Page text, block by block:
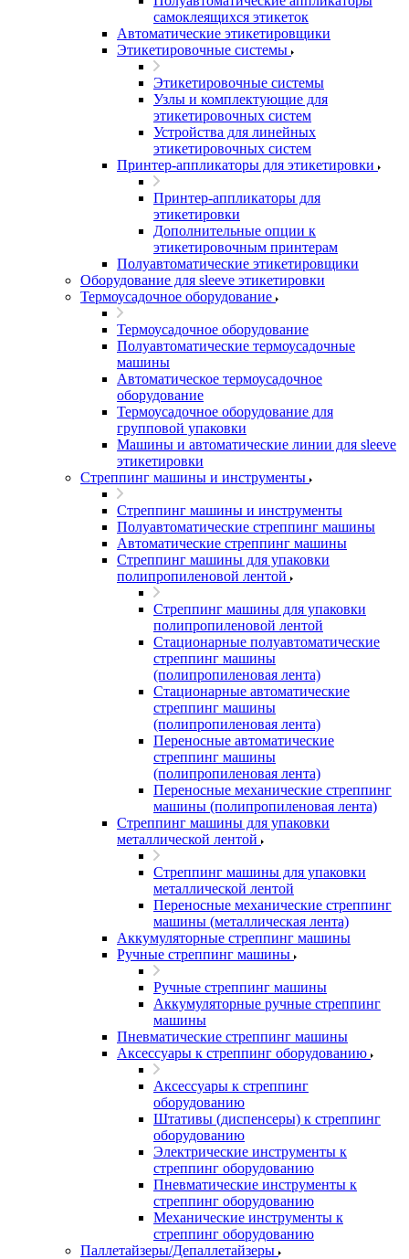
самоклеящихся этикеток
Автоматические этикетировщики
Этикетировочные системы
Этикетировочные системы
Узлы и комплектующие для
этикетировочных систем
Устройства для линейных
этикетировочных систем
Принтер-аппликаторы для этикетировки
Принтер-аппликаторы для
этикетировки
Дополнительные опции к
этикетировочным принтерам
Полуавтоматические этикетировщики
Оборудование для sleeve этикетировки
Термоусадочное оборудование
Термоусадочное оборудование
Полуавтоматические термоусадочные
машины
Автоматическое термоусадочное
оборудование
Термоусадочное оборудование для
групповой упаковки
Машины и автоматические линии для sleeve
этикетировки
Стреппинг машины и инструменты
Стреппинг машины и инструменты
Полуавтоматические стреппинг машины
Автоматические стреппинг машины
Стреппинг машины для упаковки
полипропиленовой лентой
Стреппинг машины для упаковки
полипропиленовой лентой
Стационарные полуавтоматические
стреппинг машины
(полипропиленовая лента)
Стационарные автоматические
стреппинг машины
(полипропиленовая лента)
Переносные автоматические
стреппинг машины
(полипропиленовая лента)
Переносные механические стреппинг
машины (полипропиленовая лента)
Стреппинг машины для упаковки
металлической лентой
Стреппинг машины для упаковки
металлической лентой
Переносные механические стреппинг
машины (металлическая лента)
Аккумуляторные стреппинг машины
Ручные стреппинг машины
Ручные стреппинг машины
Аккумуляторные ручные стреппинг
машины
Пневматические стреппинг машины
Аксессуары к стреппинг оборудованию
Аксессуары к стреппинг
оборудованию
Штативы (диспенсеры) к стреппинг
оборудованию
Электрические инструменты к
стреппинг оборудованию
Пневматические инструменты к
стреппинг оборудованию
Механические инструменты к
стреппинг оборудованию
Паллетайзеры/Депаллетайзеры